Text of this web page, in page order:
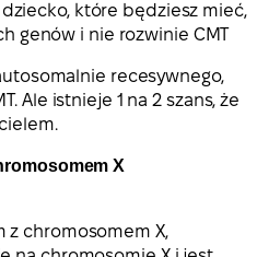
dziecko, które będziesz mieć,
genów i nie rozwinie CMT
recesywnego,
Ale istnieje 1 na 2 szans, że
X
z chromosomem X,